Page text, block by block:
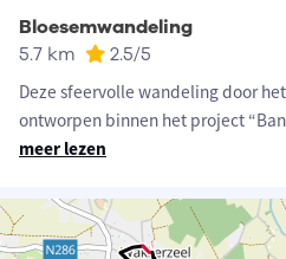
Bloesemwandeling
5.7 km 2.5/5
Deze sfeervolle wandeling door
ontworpen binnen het project
meer lezen